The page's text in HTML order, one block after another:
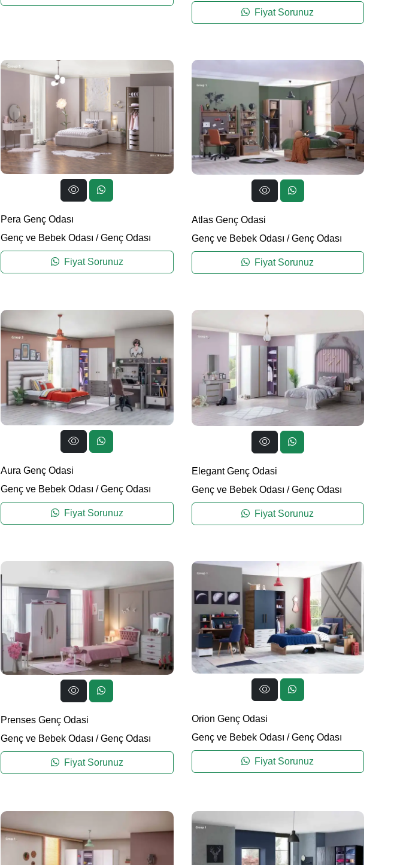
Fiyat Sorunuz
Pera Genç Odası
Genç ve Bebek Odası /Genç Odası
Fiyat Sorunuz
Atlas Genç Odasi
Genç ve Bebek Odası /Genç Odası
Fiyat Sorunuz
Aura Genç Odasi
Genç ve Bebek Odası /Genç Odası
Fiyat Sorunuz
Elegant Genç Odasi
Genç ve Bebek Odası /Genç Odası
Fiyat Sorunuz
Prenses Genç Odasi
Genç ve Bebek Odası /Genç Odası
Fiyat Sorunuz
Orion Genç Odasi
Genç ve Bebek Odası /Genç Odası
Fiyat Sorunuz